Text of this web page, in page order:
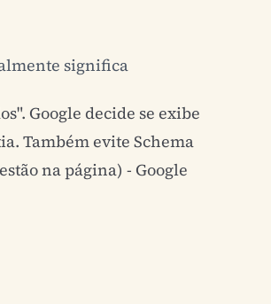
significa
Google decide se exibe
Também evite Schema
na página) - Google